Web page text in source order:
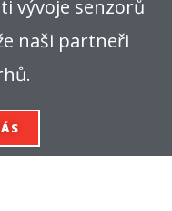
vývoje senzorů
naši partneři